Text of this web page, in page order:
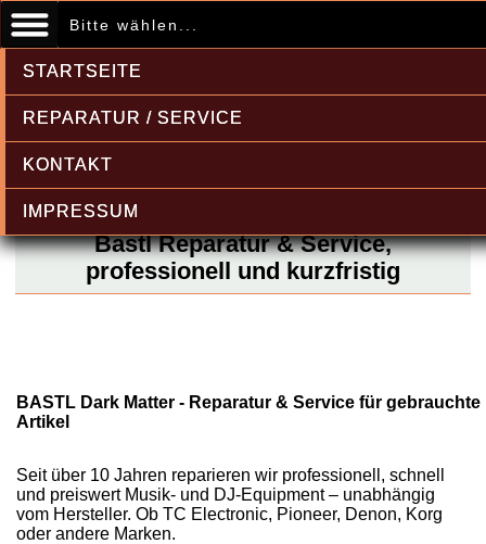
Bitte wählen...
STARTSEITE
REPARATUR / SERVICE
KONTAKT
IMPRESSUM
Bastl Reparatur & Service,
professionell und kurzfristig
BASTL Dark Matter - Reparatur & Service für gebrauchte
Artikel
Seit über 10 Jahren reparieren wir professionell, schnell
und preiswert Musik- und DJ-Equipment – unabhängig
vom Hersteller. Ob TC Electronic, Pioneer, Denon, Korg
oder andere Marken.